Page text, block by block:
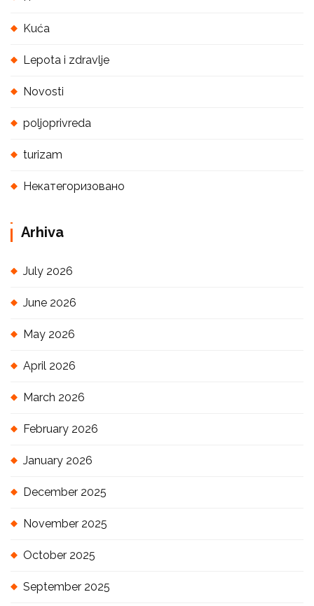
Kuća
Lepota i zdravlje
Novosti
poljoprivreda
turizam
Некатегоризовано
Arhiva
July 2026
June 2026
May 2026
April 2026
March 2026
February 2026
January 2026
December 2025
November 2025
October 2025
September 2025